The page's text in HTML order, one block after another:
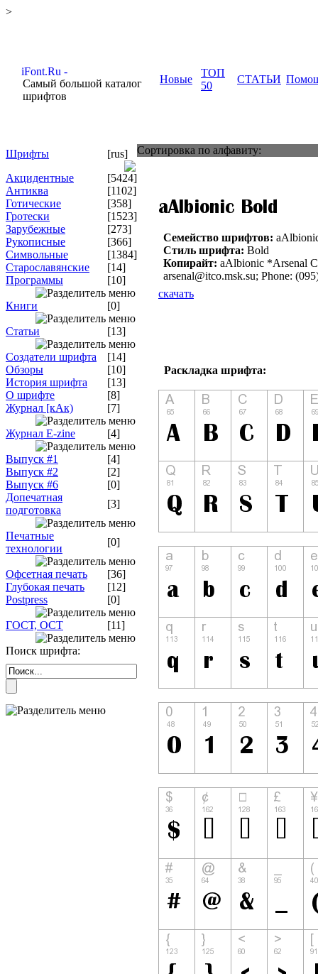
>
Самый большой каталог
шрифтов
Новые
ТОП
50
СТАТЬИ
Шрифты
[rus]
Акцидентные
[5424]
Антиква
[1102]
Готические
[358]
Гротески
[1523]
Зарубежные
[273]
Рукописные
[366]
Символьные
[1384]
Старославянские
[14]
Программы
[10]
Книги [0]
Статьи [13]
Создатели шрифта
[14]
Обзоры
[10]
История шрифта
[13]
О шрифте
[8]
Журнал [кАк)
[7]
Журнал E-zine [4]
Выпуск #1
[4]
Выпуск #2
[2]
Выпуск #6
[0]
Допечатная
подготовка
[3]
Печатные
технологии
[0]
Офсетная печать
[36]
Глубокая печать
[12]
Postpress
[0]
ГОСТ, ОСТ [11]
Поиск шрифта:
Сортировка по алфавиту:
Семейство шрифтов:
Стиль шрифта: Bold
Копирайт: aAlbionic *Arsenal
arsenal@itco.msk.su; Phone:
скачать
Раскладка шрифта: